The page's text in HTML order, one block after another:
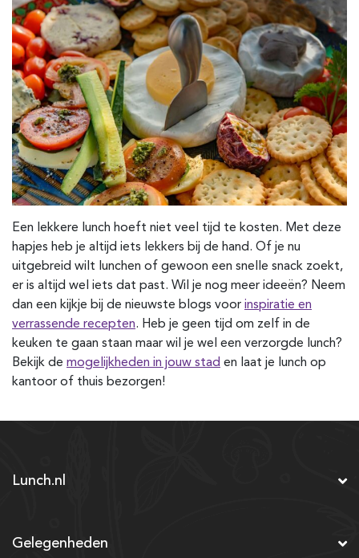
Een lekkere lunch hoeft niet veel tijd te kosten. Met deze
hapjes heb je altijd iets lekkers bij de hand. Of je nu
uitgebreid wilt lunchen of gewoon een snelle snack zoekt,
er is altijd wel iets dat past. Wil je nog meer ideeën? Neem
dan een kijkje bij de nieuwste blogs voor inspiratie en
verrassende recepten. Heb je geen tijd om zelf in de
keuken te gaan staan maar wil je wel een verzorgde lunch?
Bekijk de mogelijkheden in jouw stad en laat je lunch op
kantoor of thuis bezorgen!
Lunch.nl
Gelegenheden